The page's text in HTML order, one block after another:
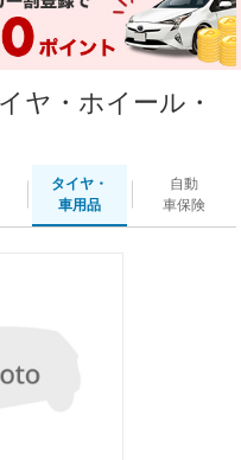
ヤ・ホイール・
タイヤ・
車用品
自動
車保険